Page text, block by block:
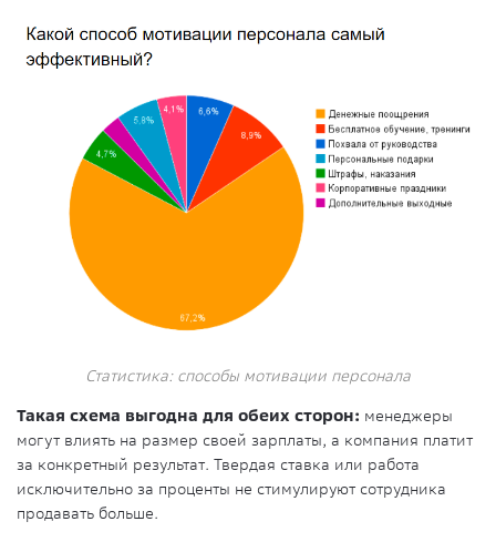
Статистика: способы мотивации персонала
Такая схема выгодна для обеих сторон: менеджеры
могут влиять на размер своей зарплаты, а компания платит
за конкретный результат. Твердая ставка или работа
исключительно за проценты не стимулируют сотрудника
продавать больше.